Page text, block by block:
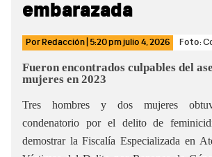
embarazada
Por Redacción 5:20 pmjulio 4, 2026 Foto:
Fueron encontrados culpables del
mujeres en 2023
Tres hombres y dos mujeres
condenatorio por el delito de
demostrar la Fiscalía Especializada en